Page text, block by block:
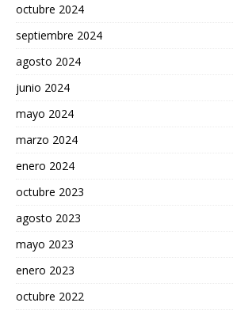
octubre 2024
septiembre 2024
agosto 2024
junio 2024
mayo 2024
marzo 2024
enero 2024
octubre 2023
agosto 2023
mayo 2023
enero 2023
octubre 2022